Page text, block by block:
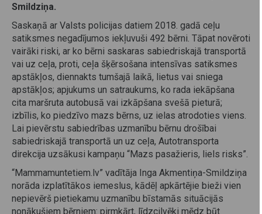
Smildziņa.
Saskaņā ar Valsts policijas datiem 2018. gadā ceļu
satiksmes negadījumos iekļuvuši 492 bērni. Tāpat novēroti
vairāki riski, ar ko bērni saskaras sabiedriskajā transportā
vai uz ceļa, proti, ceļa šķērsošana intensīvas satiksmes
apstākļos, diennakts tumšajā laikā, lietus vai sniega
apstākļos; apjukums un satraukums, ko rada iekāpšana
cita maršruta autobusā vai izkāpšana svešā pieturā;
izbīlis, ko piedzīvo mazs bērns, uz ielas atrodoties viens.
Lai pievērstu sabiedrības uzmanību bērnu drošībai
sabiedriskajā transportā un uz ceļa, Autotransporta
direkcija uzsākusi kampaņu “Mazs pasažieris, liels risks”.
“Mammamuntetiem.lv” vadītāja Inga Akmentiņa-Smildziņa
norāda izplatītākos iemeslus, kādēļ apkārtējie bieži vien
nepievērš pietiekamu uzmanību bīstamās situācijās
nonākušiem bērniem: pirmkārt, līdzcilvēki mēdz būt